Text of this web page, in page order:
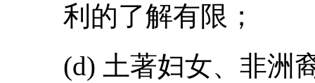
利的了解有限；
(d) 土著妇女、非洲